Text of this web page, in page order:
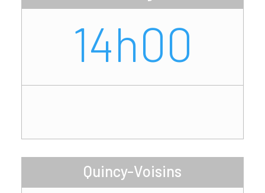
14h00
Quincy-Voisins